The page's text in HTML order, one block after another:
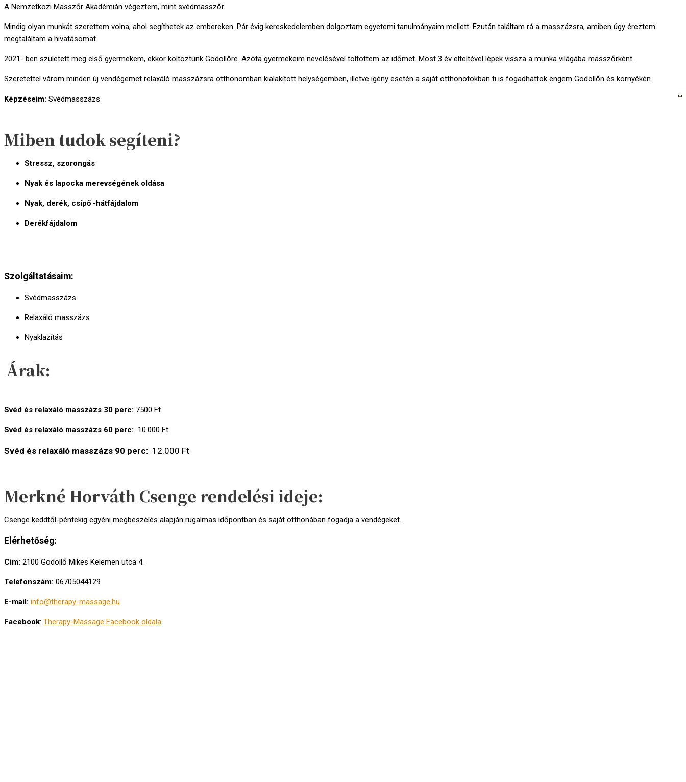
A Nemzetközi Masszőr Akadémián végeztem, mint svédmasszőr.
Mindig olyan munkát szerettem volna, ahol segíthetek az embereken. Pár évig kereskedelemben dolgoztam egyetemi tanulmányaim mellett. Ezután találtam rá a masszázsra, amiben úgy éreztem
megtaláltam a hivatásomat.
2021- ben született meg első gyermekem, ekkor költöztünk Gödöllőre. Azóta gyermekeim nevelésével töltöttem az időmet. Most 3 év elteltével lépek vissza a munka világába masszőrként.
Szeretettel várom minden új vendégemet relaxáló masszázsra otthonomban kialakított helységemben, illetve igény esetén a saját otthonotokban ti is fogadhattok engem Gödöllőn és környékén.
Képzéseim: Svédmasszázs
Miben tudok segíteni?
Stressz, szorongás
Nyak és lapocka merevségének oldása
Nyak, derék, csípő -hátfájdalom
Derékfájdalom
Szolgáltatásaim:
Svédmasszázs
Relaxáló masszázs
Nyaklazítás
Árak:
Svéd és relaxáló masszázs 30 perc: 7500 Ft.
Svéd és relaxáló masszázs 60 perc: 10.000 Ft
Svéd és relaxáló masszázs 90 perc: 12.000 Ft
Merkné Horváth Csenge rendelési ideje:
Csenge keddtől-péntekig egyéni megbeszélés alapján rugalmas időpontban és saját otthonában fogadja a vendégeket.
Elérhetőség:
Cím: 2100 Gödöllő Mikes Kelemen utca 4.
Telefonszám: 06705044129
E-mail: info@therapy-massage.hu
Facebook: Therapy-Massage Facebook oldala